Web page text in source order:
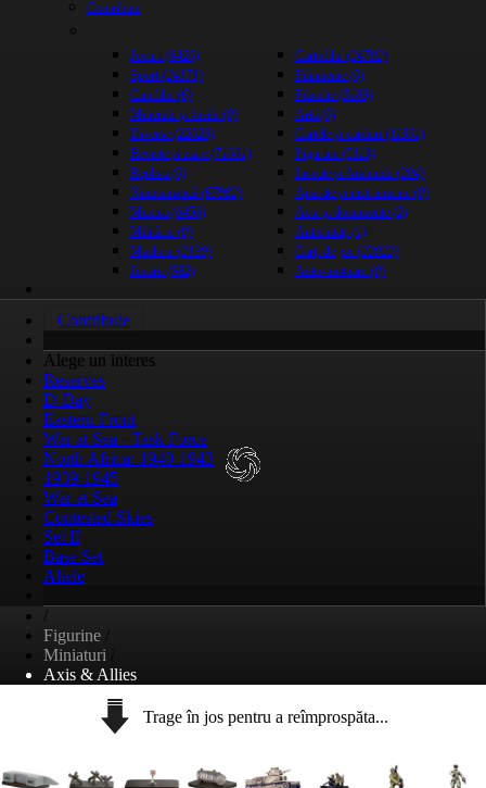
Contribuie
Jocuri (6420)
Sport (24171)
Cinefilie (6)
Minerale și fosile (0)
Diverse (22029)
Reviste și ziare (71001)
Replica (0)
Numismatică (67982)
Muzică (6456)
Militărie (0)
Machete (2139)
Jucării (982)
Cartofilie (24702)
Filumenie (0)
Filatelie (3189)
Artă (0)
Cartele și carduri (11301)
Figurine (5113)
Insecte și Arahnide (204)
Aparate și instrumente (0)
Acte și documente (2)
Antichități (1)
Cărți de joc (22022)
Auto-motoare (0)
Contribuie
Alege un interes
Reserves
D-Day
Eastern Front
War at Sea - Task Force
North Africa: 1940-1943
1939-1945
War at Sea
Contested Skies
Set II
Base Set
Altele
/
Figurine
Miniaturi
Axis & Allies
Trage în jos pentru a reîmprospăta...